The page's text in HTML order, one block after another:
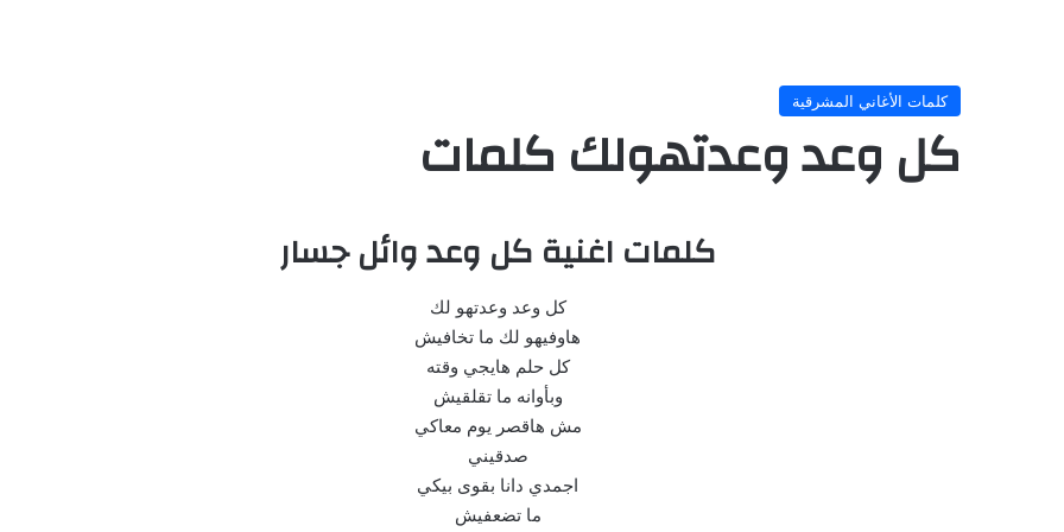
كلمات الأغاني المشرقية
كل وعد وعدتهولك كلمات
كلمات اغنية كل وعد وائل جسار
كل وعد وعدتهو لك
هاوفيهو لك ما تخافيش
كل حلم هايجي وقته
وبأوانه ما تقلقيش
مش هاقصر يوم معاكي
صدقيني
اجمدي دانا بقوى بيكي
ما تضعفيش